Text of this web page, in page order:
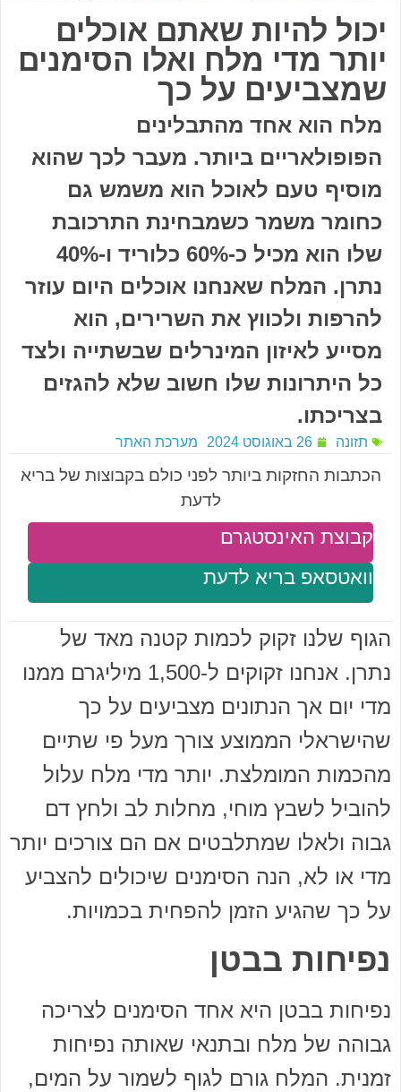
יכול להיות שאתם אוכלים
יותר מדי מלח ואלו הסימנים
שמצביעים על כך
מלח הוא אחד מהתבלינים
הפופולאריים ביותר. מעבר לכך שהוא
מוסיף טעם לאוכל הוא משמש גם
כחומר משמר כשמבחינת התרכובת
שלו הוא מכיל כ-60% כלוריד ו-40%
נתרן. המלח שאנחנו אוכלים היום עוזר
להרפות ולכווץ את השרירים, הוא
מסייע לאיזון המינרלים שבשתייה ולצד
כל היתרונות שלו חשוב שלא להגזים
בצריכתו.
תזונה 26 באוגוסט 2024 מערכת האתר
הכתבות החזקות ביותר לפני כולם בקבוצות של בריא
לדעת
וואטסאפ בריא לדעת
קבוצת האינסטגרם
הגוף שלנו זקוק לכמות קטנה מאד של
נתרן. אנחנו זקוקים ל-1,500 מיליגרם ממנו
מדי יום אך הנתונים מצביעים על כך
שהישראלי הממוצע צורך מעל פי שתיים
מהכמות המומלצת. יותר מדי מלח עלול
להוביל לשבץ מוחי, מחלות לב ולחץ דם
גבוה ולאלו שמתלבטים אם הם צורכים יותר
מדי או לא, הנה הסימנים שיכולים להצביע
על כך שהגיע הזמן להפחית בכמויות.
נפיחות בבטן
נפיחות בבטן היא אחד הסימנים לצריכה
גבוהה של מלח ובתנאי שאותה נפיחות
זמנית. המלח גורם לגוף לשמור על המים,